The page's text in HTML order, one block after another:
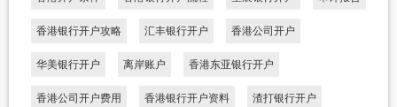
香港银行开户攻略 汇丰银行开户 香港公司开户
华美银行开户 离岸账户 香港东亚银行开户
香港公司开户费用 香港银行开户资料 渣打银行开户